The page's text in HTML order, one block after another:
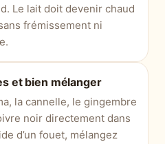
Le lait doit devenir chaud
frémissement ni
et bien mélanger
la cannelle, le gingembre
noir directement dans
d’un fouet, mélangez